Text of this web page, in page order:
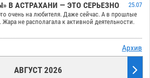
В АСТРАХАНИ — ЭТО СЕРЬЕЗНО
25.07
очень на любителя. Даже сейчас. А в прошлые
не располагала к активной деятельности.
Архив
АВГУСТ 2026